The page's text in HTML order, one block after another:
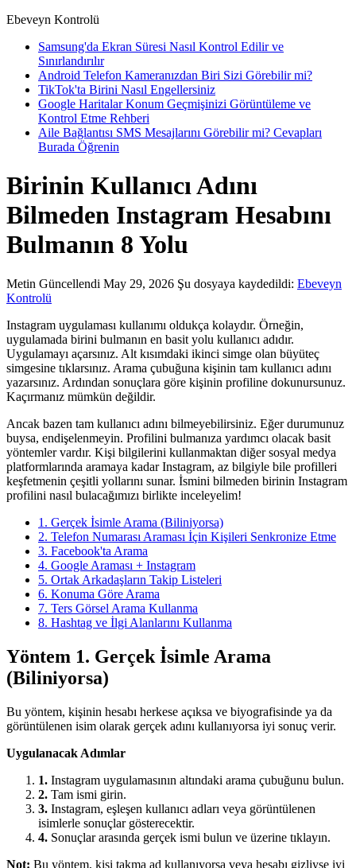
Ebeveyn Kontrolü
Samsung'da Ekran Süresi Nasıl Kontrol Edilir ve
Sınırlandırılır
Android Telefon Kameranızdan Biri Sizi Görebilir mi?
TikTok'ta Birini Nasıl Engellersiniz
Google Haritalar Konum Geçmişinizi Görüntüleme ve
Kontrol Etme Rehberi
Aile Bağlantısı SMS Mesajlarını Görebilir mi? Cevapları
Burada Öğrenin
Birinin Kullanıcı Adını
Bilmeden Instagram Hesabını
Bulmanın 8 Yolu
Metin Güncellendi May 29, 2026 Şu dosyaya kaydedildi: Ebeveyn
Kontrolü
Instagram uygulaması kullanımı oldukça kolaydır. Örneğin,
uygulamada birini bulmanın en basit yolu kullanıcı adıdır.
Uygulamayı açarsınız. Alt kısımdaki ikinci simge olan büyüteç
simgesine tıklarsınız. Arama çubuğuna kişinin tam kullanıcı adını
yazarsınız. Ardından sonuçlara göre kişinin profiline dokunursunuz.
Kaçırmanız mümkün değildir.
Ancak bazen tam kullanıcı adını bilmeyebilirsiniz. Eğer durumunuz
buysa, endişelenmeyin. Profilini bulmanıza yardımcı olacak basit
yöntemler vardır. Kişi bilgilerini kullanmaktan diğer sosyal medya
platformlarında aramaya kadar Instagram, az bilgiyle bile profilleri
keşfetmenin çeşitli yollarını sunar. İsmini bilmeden birinin Instagram
profilini nasıl bulacağımızı birlikte inceleyelim!
1. Gerçek İsimle Arama (Biliniyorsa)
2. Telefon Numarası Araması İçin Kişileri Senkronize Etme
3. Facebook'ta Arama
4. Google Araması + Instagram
5. Ortak Arkadaşların Takip Listeleri
6. Konuma Göre Arama
7. Ters Görsel Arama Kullanma
8. Hashtag ve İlgi Alanlarını Kullanma
Yöntem 1. Gerçek İsimle Arama
(Biliniyorsa)
Bu yöntem, kişinin hesabı herkese açıksa ve biyografisinde ya da
görüntülenen isim olarak gerçek adını kullanıyorsa iyi sonuç verir.
Uygulanacak Adımlar
1. Instagram uygulamasının altındaki arama çubuğunu bulun.
2. Tam ismi girin.
3. Instagram, eşleşen kullanıcı adları veya görüntülenen
isimlerle sonuçlar gösterecektir.
4. Sonuçlar arasında gerçek ismi bulun ve üzerine tıklayın.
Not: Bu yöntem, kişi takma ad kullanıyorsa veya hesabı gizliyse iyi